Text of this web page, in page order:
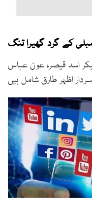
کے گرد گھیرا تنگ
اسد قیصر، عون عباس
اظہر طارق شامل ہیں